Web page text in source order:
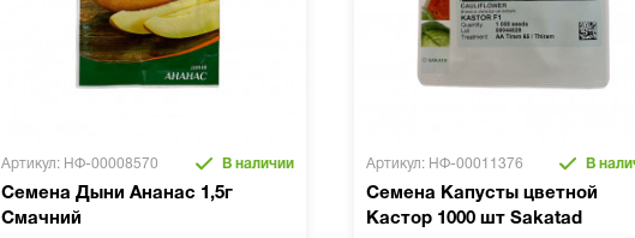
Артикул: НФ-00008570 В наличии
Семена Дыни Ананас 1,5г
Смачний
Артикул: НФ-00011376 В
Семена Капусты цветной
Кастор 1000 шт Sakatad